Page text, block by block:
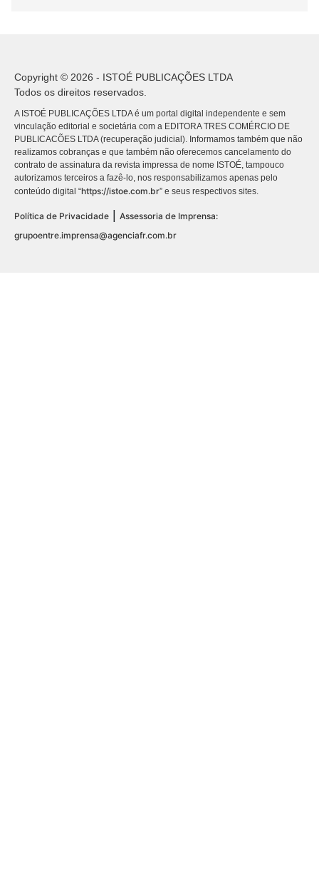
Copyright © 2026 - ISTOÉ PUBLICAÇÕES LTDA
Todos os direitos reservados.
A ISTOÉ PUBLICAÇÕES LTDA é um portal digital independente e sem
vinculação editorial e societária com a EDITORA TRES COMÉRCIO DE
PUBLICACÕES LTDA (recuperação judicial). Informamos também que não
realizamos cobranças e que também não oferecemos cancelamento do
contrato de assinatura da revista impressa de nome ISTOÉ, tampouco
autorizamos terceiros a fazê-lo, nos responsabilizamos apenas pelo
conteúdo digital “https://istoe.com.br” e seus respectivos sites.
Política de Privacidade
Assessoria de Imprensa:
grupoentre.imprensa@agenciafr.com.br